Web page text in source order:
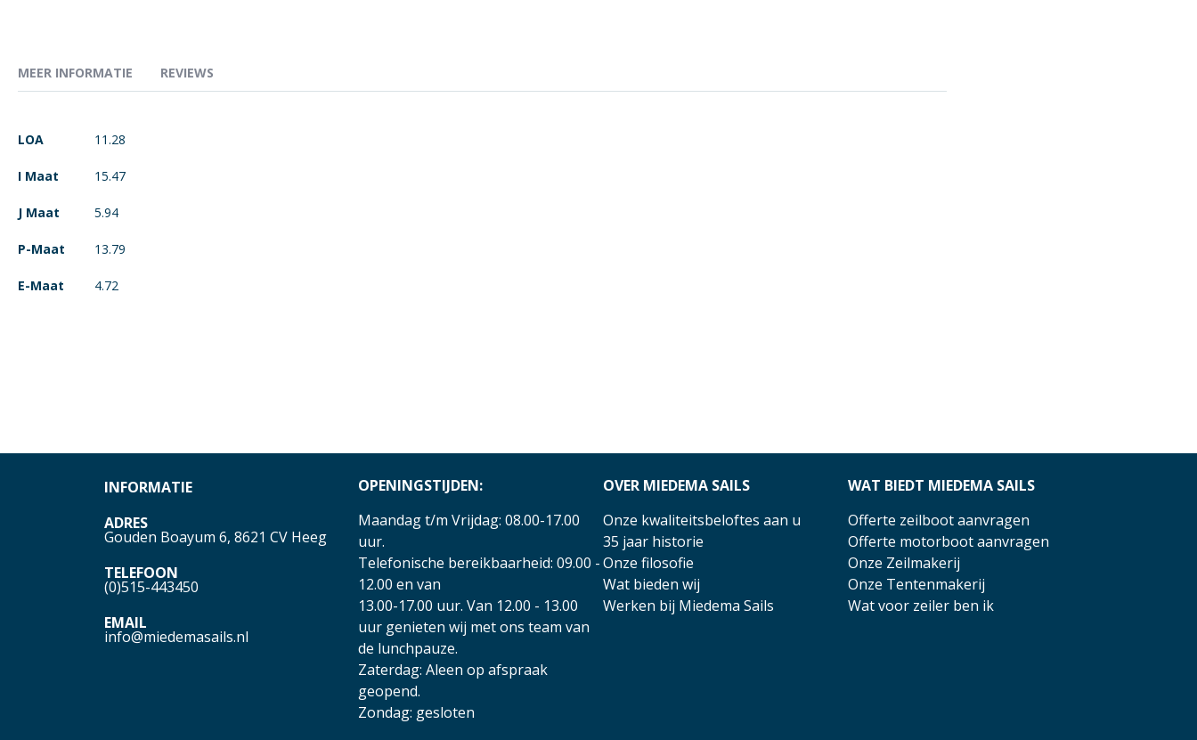
MEER INFORMATIE
Meer
LOA 11.28
I Maat 15.47
J Maat 5.94
P-Maat 13.79
E-Maat 4.72
REVIEWS
INFORMATIE
ADRES
Gouden Boayum 6, 8621 CV Heeg
TELEFOON
(0)515-443450
EMAIL
info@miedemasails.nl
OPENINGSTIJDEN:
Maandag t/m Vrijdag: 08.00-17.00
uur.
Telefonische bereikbaarheid: 09.00 -
12.00 en van
13.00-17.00 uur. Van 12.00 - 13.00
uur genieten wij met ons team van
de lunchpauze.
Zaterdag: Aleen op afspraak
geopend.
Zondag: gesloten
OVER MIEDEMA SAILS
Onze kwaliteitsbeloftes aan u
35 jaar historie
Onze filosofie
Wat bieden wij
Werken bij Miedema Sails
WAT BIEDT MIEDEMA SAILS
Offerte zeilboot aanvragen
Offerte motorboot aanvragen
Onze Zeilmakerij
Onze Tentenmakerij
Wat voor zeiler ben ik